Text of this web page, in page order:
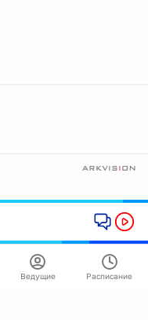
Ведущие Расписание